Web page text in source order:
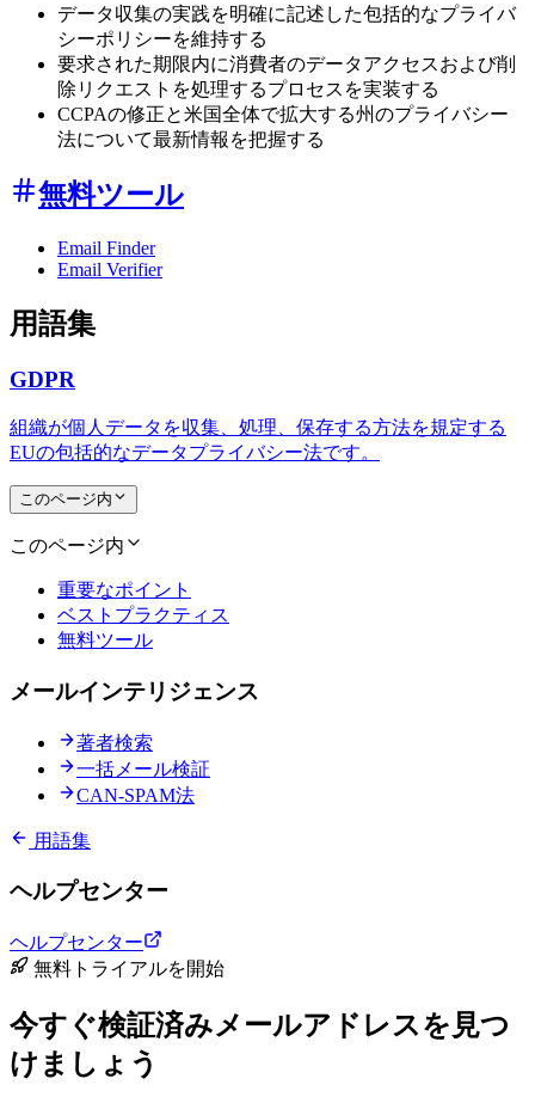
データ収集の実践を明確に記述した包括的なプライバ
シーポリシーを維持する
要求された期限内に消費者のデータアクセスおよび削
除リクエストを処理するプロセスを実装する
CCPAの修正と米国全体で拡大する州のプライバシー
法について最新情報を把握する
無料ツール
Email Finder
Email Verifier
用語集
GDPR
組織が個人データを収集、処理、保存する方法を規定する
EUの包括的なデータプライバシー法です。
このページ内
このページ内
重要なポイント
ベストプラクティス
無料ツール
メールインテリジェンス
著者検索
一括メール検証
CAN-SPAM法
用語集
ヘルプセンター
ヘルプセンター
無料トライアルを開始
今すぐ検証済みメールアドレスを見つ
けましょう